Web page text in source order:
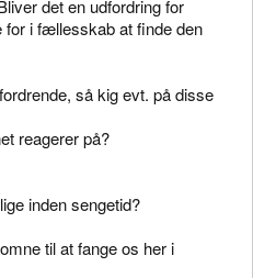
det en udfordring for
for i fællesskab at finde den
så kig evt. på disse
reagerer på?
inden sengetid?
til at fange os her i